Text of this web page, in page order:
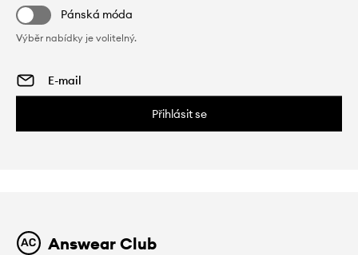
Pánská móda
Výběr nabídky je volitelný.
Přihlásit se
Answear Club